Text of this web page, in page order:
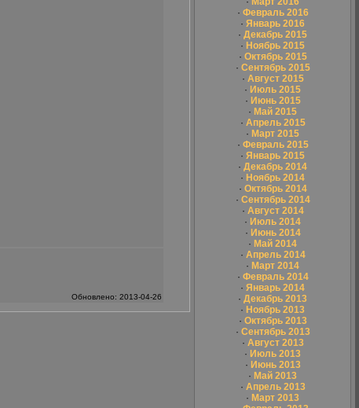
Обновлено: 2013-04-26
· Февраль 2016
· Январь 2016
· Декабрь 2015
· Ноябрь 2015
· Октябрь 2015
· Сентябрь 2015
· Август 2015
· Июль 2015
· Июнь 2015
· Май 2015
· Апрель 2015
· Март 2015
· Февраль 2015
· Январь 2015
· Декабрь 2014
· Ноябрь 2014
· Октябрь 2014
· Сентябрь 2014
· Август 2014
· Июль 2014
· Июнь 2014
· Май 2014
· Апрель 2014
· Март 2014
· Февраль 2014
· Январь 2014
· Декабрь 2013
· Ноябрь 2013
· Октябрь 2013
· Сентябрь 2013
· Август 2013
· Июль 2013
· Июнь 2013
· Май 2013
· Апрель 2013
· Март 2013